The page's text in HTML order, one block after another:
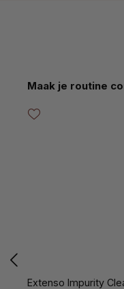
Productgalerij
Maak je routine
Extenso Impurity